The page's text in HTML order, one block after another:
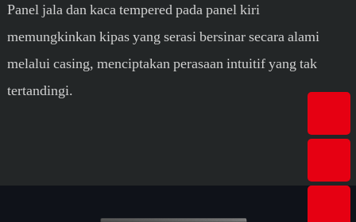
Panel jala dan kaca tempered pada panel kiri
memungkinkan kipas yang serasi bersinar secara alami
melalui casing, menciptakan perasaan intuitif yang tak
tertandingi.